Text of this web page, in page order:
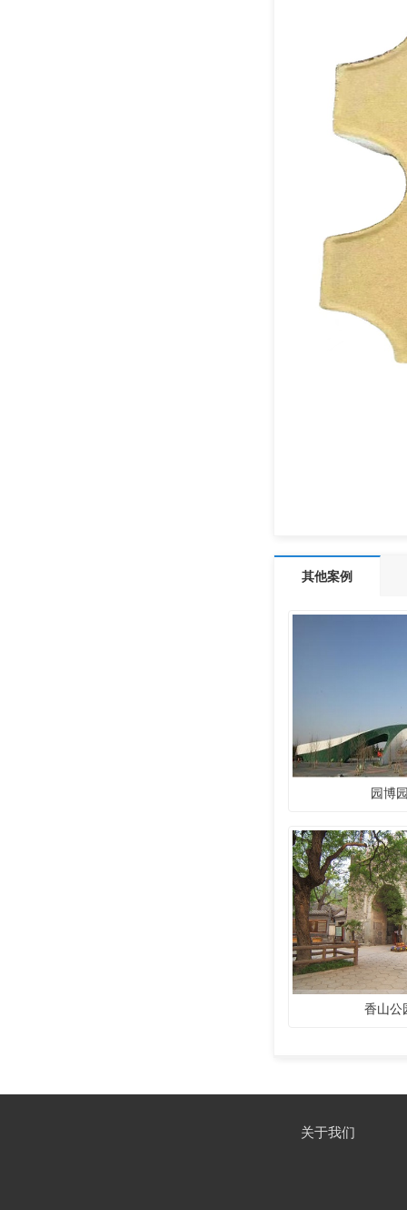
其他案例
园博
香山公
关于我们